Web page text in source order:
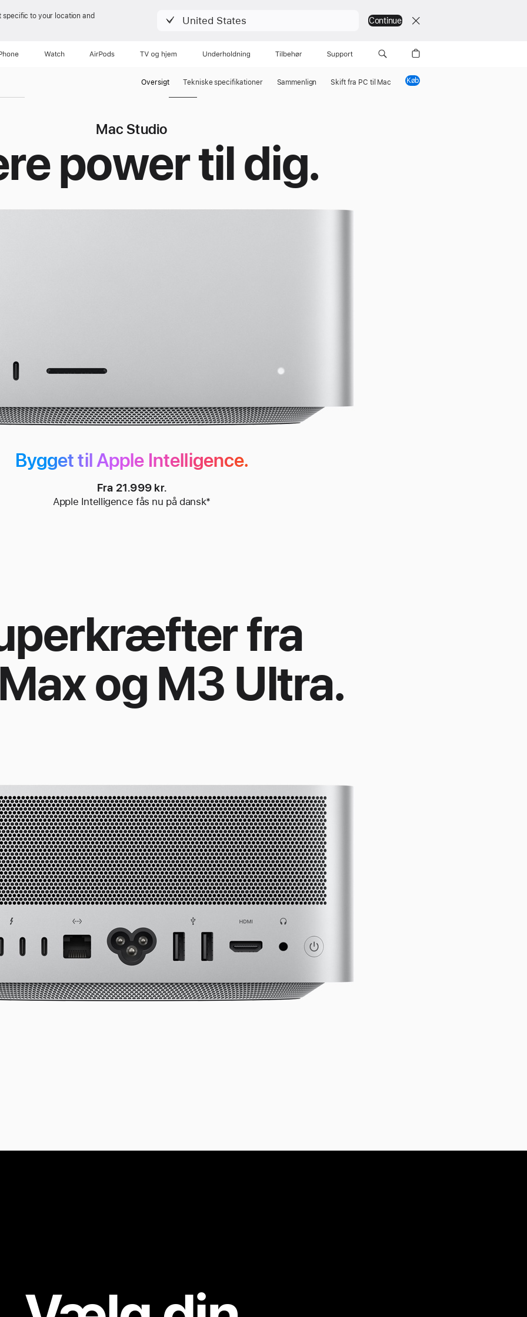
specific to your location and United States Continue
Watch AirPods TV og hjem Underholdning Tilbehør Support
Oversigt Tekniske specifi­kationer Sam­menlign Skift fra PC til Mac KøbMac Studio
Mac Studio
power til dig.
Bygget til Apple Intelligence.
Fra 21.999 kr.
Apple Intelligence fås nu på dansk*
fra
og M3 Ultra.